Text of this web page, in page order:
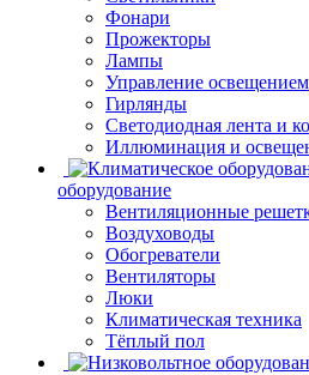
Фонари
Прожекторы
Лампы
Управление освещением
Гирлянды
Светодиодная лента и
Иллюминация и
оборудование
Вентиляционные
Воздуховоды
Обогреватели
Вентиляторы
Люки
Климатическая техника
Тёплый пол